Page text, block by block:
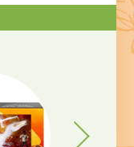
Next